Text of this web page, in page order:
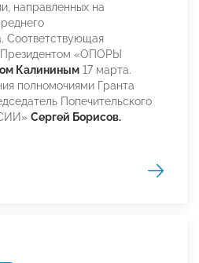
направленных на
Соответствующая
Президентом «ОПОРЫ
Калининым 17 марта.
полномочиями Гранта
Попечительского
Сергей Борисов.